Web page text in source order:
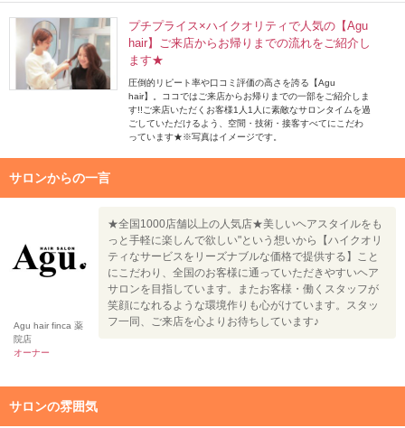
プチプライス×ハイクオリティで人気の【Agu
hair】ご来店からお帰りまでの流れをご紹介し
ます★
圧倒的リピート率や口コミ評価の高さを誇る【Agu
hair】。ココではご来店からお帰りまでの一部をご紹介しま
す!!ご来店いただくお客様1人1人に素敵なサロンタイムを過
ごしていただけるよう、空間・技術・接客すべてにこだわ
っています★※写真はイメージです。
サロンからの一言
Agu hair finca 薬
院店
オーナー
★全国1000店舗以上の人気店★美しいヘアスタイルをも
っと手軽に楽しんで欲しい"という想いから【ハイクオリ
ティなサービスをリーズナブルな価格で提供する】こと
にこだわり、全国のお客様に通っていただきやすいヘア
サロンを目指しています。またお客様・働くスタッフが
笑顔になれるような環境作りも心がけています。スタッ
フ一同、ご来店を心よりお待ちしています♪
サロンの雰囲気